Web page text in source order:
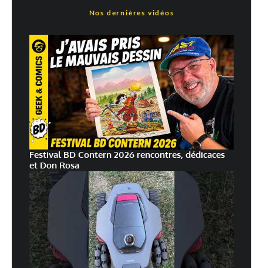
Nos dernières vidéos
Festival BD Contern 2026 rencontres, dédicaces
et Don Rosa